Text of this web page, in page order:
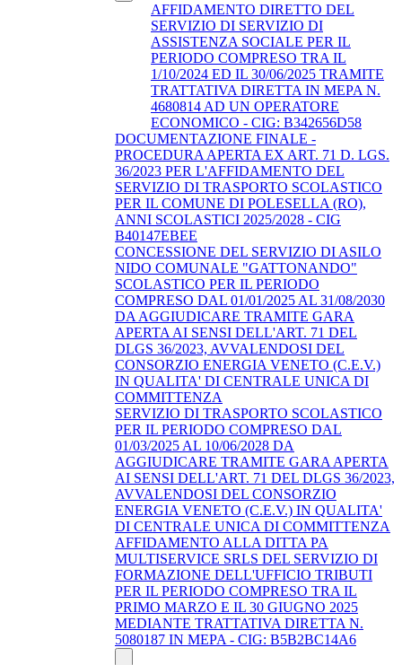
AFFIDAMENTO DIRETTO DEL
SERVIZIO DI SERVIZIO DI
ASSISTENZA SOCIALE PER IL
PERIODO COMPRESO TRA IL
1/10/2024 ED IL 30/06/2025 TRAMITE
TRATTATIVA DIRETTA IN MEPA N.
4680814 AD UN OPERATORE
ECONOMICO - CIG: B342656D58
DOCUMENTAZIONE FINALE -
PROCEDURA APERTA EX ART. 71 D. LGS.
36/2023 PER L'AFFIDAMENTO DEL
SERVIZIO DI TRASPORTO SCOLASTICO
PER IL COMUNE DI POLESELLA (RO),
ANNI SCOLASTICI 2025/2028 - CIG
B40147EBEE
CONCESSIONE DEL SERVIZIO DI ASILO
NIDO COMUNALE "GATTONANDO"
SCOLASTICO PER IL PERIODO
COMPRESO DAL 01/01/2025 AL 31/08/2030
DA AGGIUDICARE TRAMITE GARA
APERTA AI SENSI DELL'ART. 71 DEL
DLGS 36/2023, AVVALENDOSI DEL
CONSORZIO ENERGIA VENETO (C.E.V.)
IN QUALITA' DI CENTRALE UNICA DI
COMMITTENZA
SERVIZIO DI TRASPORTO SCOLASTICO
PER IL PERIODO COMPRESO DAL
01/03/2025 AL 10/06/2028 DA
AGGIUDICARE TRAMITE GARA APERTA
AI SENSI DELL'ART. 71 DEL DLGS 36/2023,
AVVALENDOSI DEL CONSORZIO
ENERGIA VENETO (C.E.V.) IN QUALITA'
DI CENTRALE UNICA DI COMMITTENZA
AFFIDAMENTO ALLA DITTA PA
MULTISERVICE SRLS DEL SERVIZIO DI
FORMAZIONE DELL'UFFICIO TRIBUTI
PER IL PERIODO COMPRESO TRA IL
PRIMO MARZO E IL 30 GIUGNO 2025
MEDIANTE TRATTATIVA DIRETTA N.
5080187 IN MEPA - CIG: B5B2BC14A6